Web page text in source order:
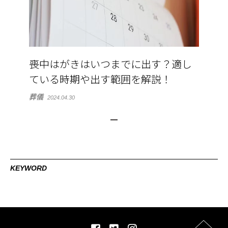
喪中はがきはいつまでに出す？適し
ている時期や出す範囲を解説！
葬儀 2024.04.30
KEYWORD